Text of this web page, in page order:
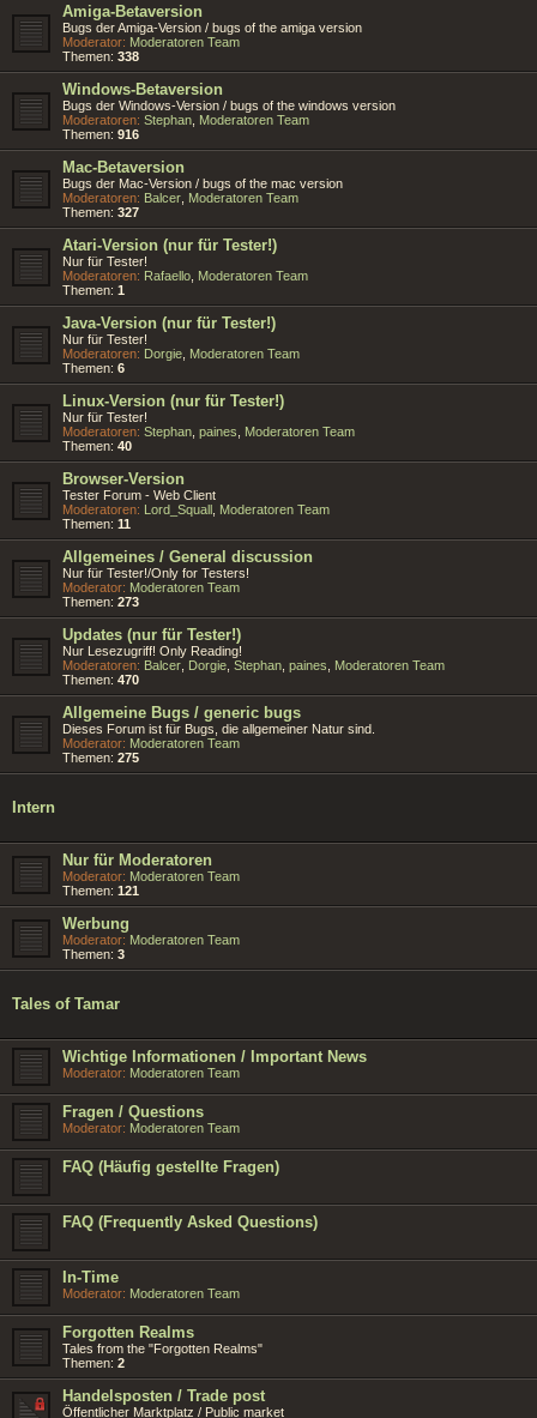
Amiga-Betaversion
Bugs der Amiga-Version / bugs of the amiga version
Moderator: Moderatoren Team
Themen: 338
Windows-Betaversion
Bugs der Windows-Version / bugs of the windows version
Moderatoren: Stephan Moderatoren Team
Themen: 916
Mac-Betaversion
Bugs der Mac-Version / bugs of the mac version
Moderatoren: Balcer Moderatoren Team
Themen: 327
Atari-Version (nur für Tester!)
Nur für Tester!
Moderatoren: Rafaello Moderatoren Team
Themen: 1
Java-Version (nur für Tester!)
Nur für Tester!
Moderatoren: Dorgie Moderatoren Team
Themen: 6
Linux-Version (nur für Tester!)
Nur für Tester!
Moderatoren: Stephan paines
Moderatoren Team
Themen: 40
Browser-Version
Tester Forum - Web Client
Moderatoren: Lord_Squall Moderatoren Team
Themen: 11
Allgemeines / General discussion
Nur für Tester!/Only for Testers!
Moderator: Moderatoren Team
Themen: 273
Updates (nur für Tester!)
Nur Lesezugriff! Only Reading!
Moderatoren: Balcer Dorgie Stephan paines
Moderatoren Team
Themen: 470
Allgemeine Bugs / generic bugs
Dieses Forum ist für Bugs, die allgemeiner Natur sind.
Moderator: Moderatoren Team
Themen: 275
Intern
Nur für Moderatoren
Moderator: Moderatoren Team
Themen: 121
Werbung
Moderator: Moderatoren Team
Themen: 3
Tales of Tamar
Wichtige Informationen / Important News
Moderator: Moderatoren Team
Fragen / Questions
Moderator: Moderatoren Team
FAQ (Häufig gestellte Fragen)
FAQ (Frequently Asked Questions)
In-Time
Moderator: Moderatoren Team
Forgotten Realms
Tales from the "Forgotten Realms"
Themen: 2
Handelsposten / Trade post
Öffentlicher Marktplatz / Public market